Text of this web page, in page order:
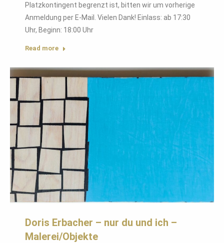
Platzkontingent begrenzt ist, bitten wir um vorherige
Anmeldung per E-Mail. Vielen Dank! Einlass: ab 17:30
Uhr, Beginn: 18:00 Uhr
Read more
Doris Erbacher – nur du und ich –
Malerei/Objekte